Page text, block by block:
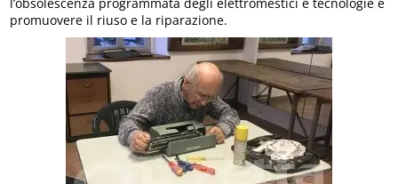
promuovere il riuso e la riparazione.